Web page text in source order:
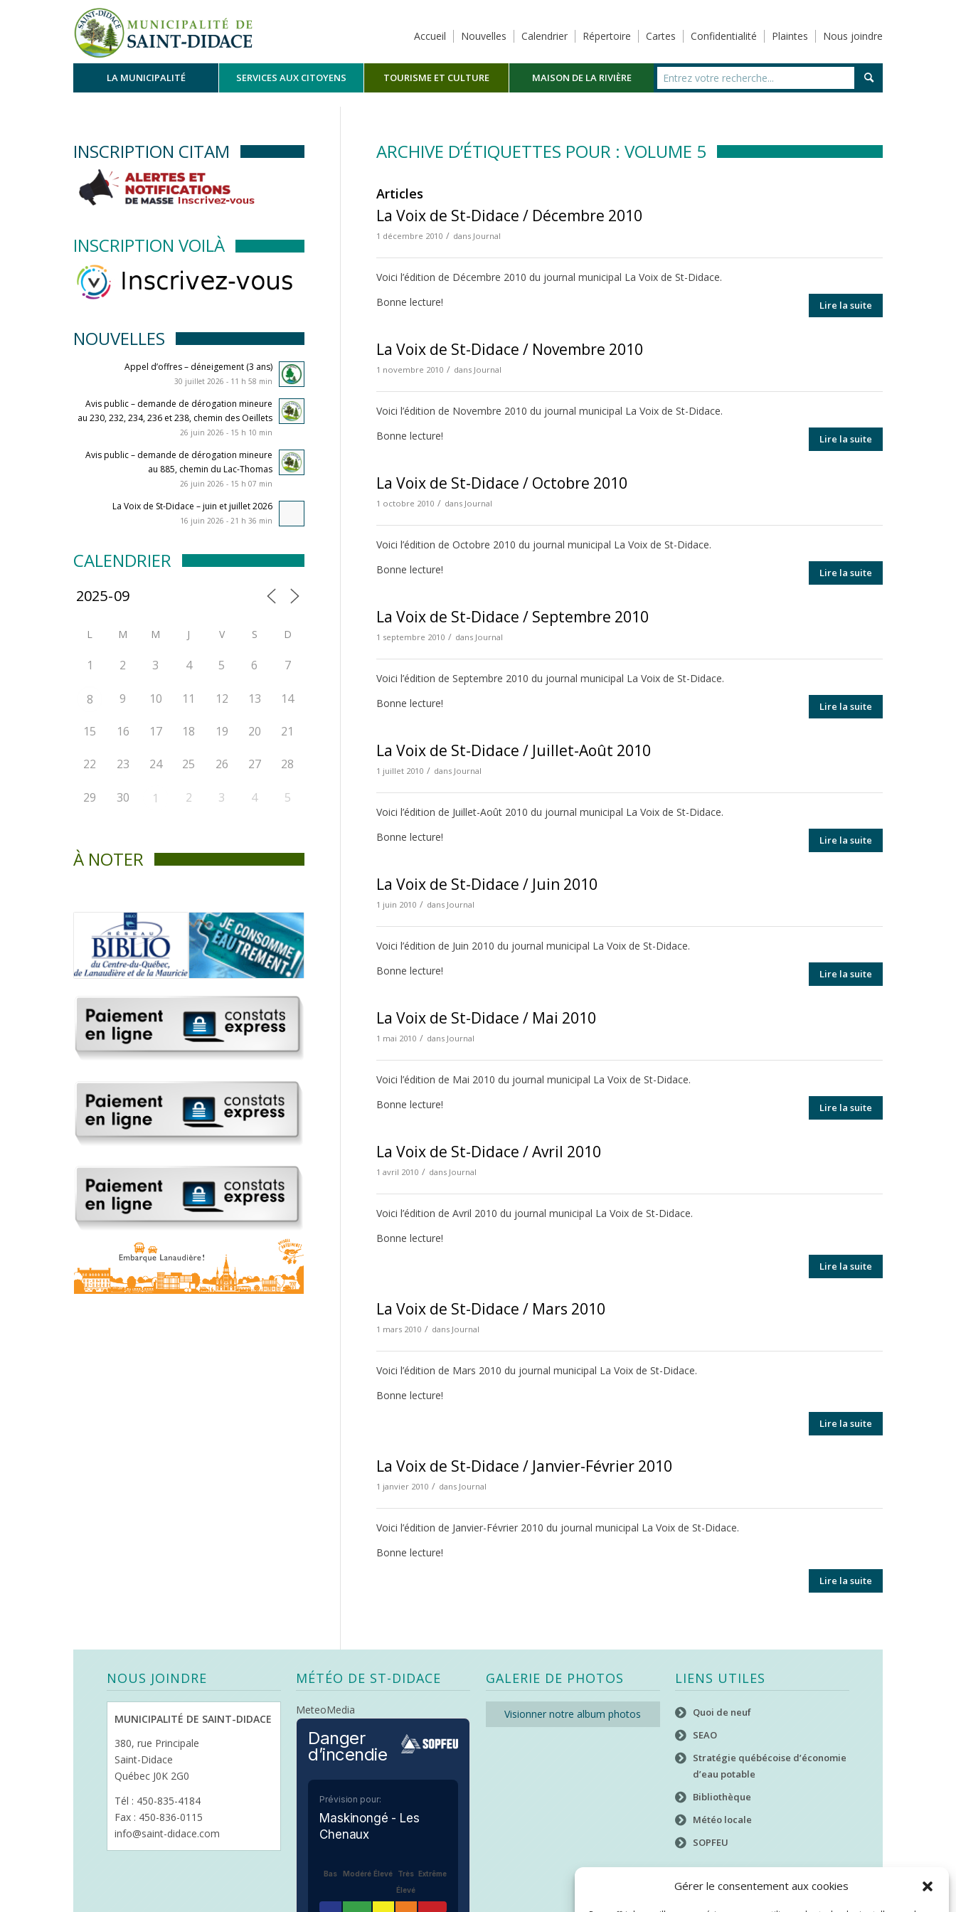
Gérer le consentement aux cookies
Accueil Nouvelles Calendrier Répertoire Cartes Confidentialité Plaintes Nous joindre
LA MUNICIPALITÉ SERVICES AUX CITOYENS TOURISME ET CULTURE MAISON DE LA RIVIÈRE
ARCHIVE D’ÉTIQUETTES POUR : VOLUME 5
Articles
La Voix de St-Didace / Décembre 2010
1 décembre 2010 / dans Journal
Voici l’édition de Décembre 2010 du journal municipal La Voix de St-Didace.
Bonne lecture!
Lire la suite
La Voix de St-Didace / Novembre 2010
1 novembre 2010 / dans Journal
Voici l’édition de Novembre 2010 du journal municipal La Voix de St-Didace.
Bonne lecture!
Lire la suite
La Voix de St-Didace / Octobre 2010
1 octobre 2010 / dans Journal
Voici l’édition de Octobre 2010 du journal municipal La Voix de St-Didace.
Bonne lecture!
Lire la suite
La Voix de St-Didace / Septembre 2010
1 septembre 2010 / dans Journal
Voici l’édition de Septembre 2010 du journal municipal La Voix de St-Didace.
Bonne lecture!
Lire la suite
La Voix de St-Didace / Juillet-Août 2010
1 juillet 2010 / dans Journal
Voici l’édition de Juillet-Août 2010 du journal municipal La Voix de St-Didace.
Bonne lecture!
Lire la suite
La Voix de St-Didace / Juin 2010
1 juin 2010 / dans Journal
Voici l’édition de Juin 2010 du journal municipal La Voix de St-Didace.
Bonne lecture!
Lire la suite
La Voix de St-Didace / Mai 2010
1 mai 2010 / dans Journal
Voici l’édition de Mai 2010 du journal municipal La Voix de St-Didace.
Bonne lecture!
Lire la suite
La Voix de St-Didace / Avril 2010
1 avril 2010 / dans Journal
Voici l’édition de Avril 2010 du journal municipal La Voix de St-Didace.
Bonne lecture!
Lire la suite
La Voix de St-Didace / Mars 2010
1 mars 2010 / dans Journal
Voici l’édition de Mars 2010 du journal municipal La Voix de St-Didace.
Bonne lecture!
Lire la suite
La Voix de St-Didace / Janvier-Février 2010
1 janvier 2010 / dans Journal
Voici l’édition de Janvier-Février 2010 du journal municipal La Voix de St-Didace.
Bonne lecture!
Lire la suite
INSCRIPTION CITAM
INSCRIPTION VOILÀ
NOUVELLES
Appel d’offres – déneigement (3 ans)
30 juillet 2026 - 11 h 58 min
Avis public – demande de dérogation mineure
au 230, 232, 234, 236 et 238, chemin des Oeillets
26 juin 2026 - 15 h 10 min
Avis public – demande de dérogation mineure
au 885, chemin du Lac-Thomas
26 juin 2026 - 15 h 07 min
La Voix de St-Didace – juin et juillet 2026
16 juin 2026 - 21 h 36 min
CALENDRIER
L M M J V S D
1 2 3 4 5 6 7
8 9 10 11 12 13 14
15 16 17 18 19 20 21
22 23 24 25 26 27 28
29 30 1 2 3 4 5
À NOTER
NOUS JOINDRE
MUNICIPALITÉ DE SAINT-DIDACE
380, rue Principale
Saint-Didace
Québec J0K 2G0
Tél : 450-835-4184
Fax : 450-836-0115
info@saint-didace.com
MÉTÉO DE ST-DIDACE
MeteoMedia
Danger
d’incendie
Prévision pour:
Maskinongé - Les
Chenaux
Bas Modéré Élevé
Très
Élevé
Extrême
GALERIE DE PHOTOS
Visionner notre album photos
LIENS UTILES
Quoi de neuf
SEAO
Stratégie québécoise d’économie
d’eau potable
Bibliothèque
Météo locale
SOPFEU